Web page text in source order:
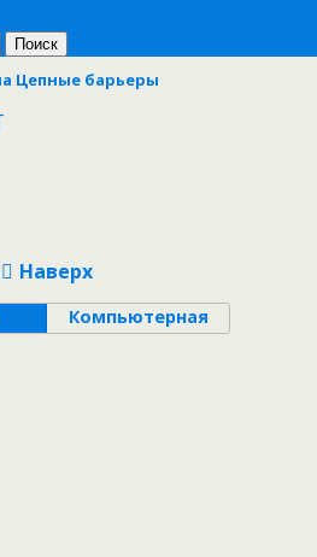
Цепные барьеры
Наверх
Компьютерная